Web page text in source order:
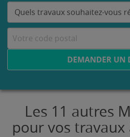
DEMANDER UN
Les 11 autres
pour vos travaux